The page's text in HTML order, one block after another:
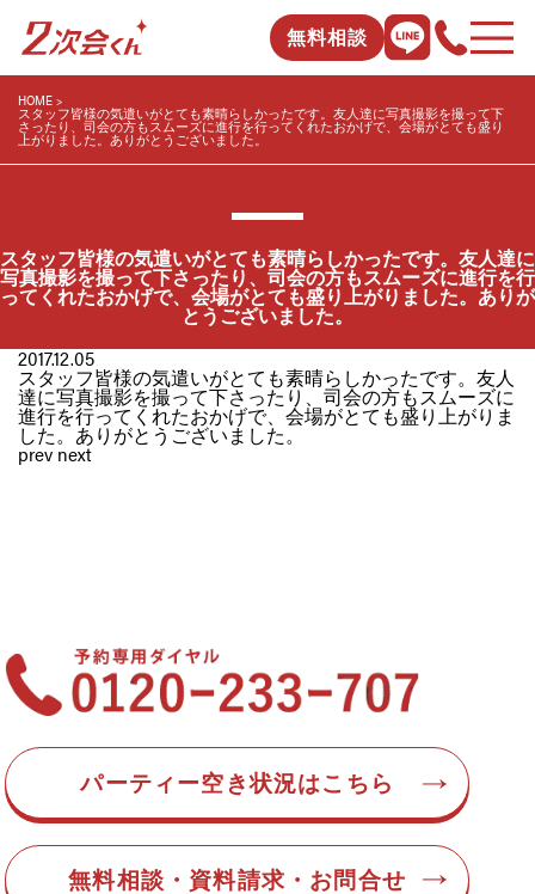
無料相談
HOME
スタッフ皆様の気遣いがとても素晴らしかったです。友人達に写真撮影を撮って下
さったり、司会の方もスムーズに進行を行ってくれたおかげで、会場がとても盛り
上がりました。ありがとうございました。
スタッフ皆様の気遣いがとても素晴らしかったです。友人達に
写真撮影を撮って下さったり、司会の方もスムーズに進行を行
ってくれたおかげで、会場がとても盛り上がりました。ありが
とうございました。
2017.12.05
スタッフ皆様の気遣いがとても素晴らしかったです。友人
達に写真撮影を撮って下さったり、司会の方もスムーズに
進行を行ってくれたおかげで、会場がとても盛り上がりま
した。ありがとうございました。
prev next
パーティー空き状況はこちら
無料相談・資料請求・お問合せ